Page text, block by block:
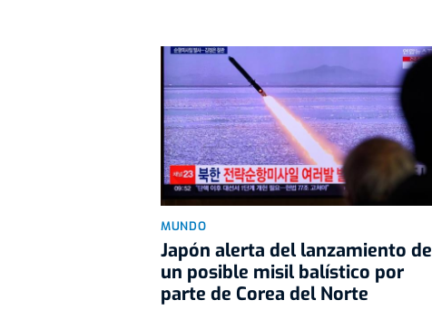
MUNDO
Japón alerta del lanzamiento de
un posible misil balístico por
parte de Corea del Norte